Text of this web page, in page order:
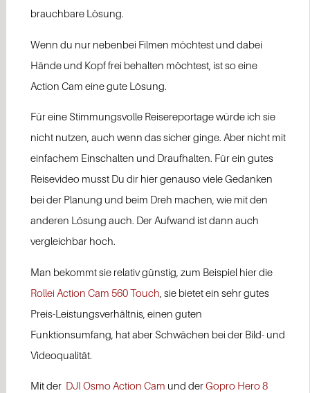
brauchbare Lösung.
Wenn du nur nebenbei Filmen möchtest und dabei
Hände und Kopf frei behalten möchtest, ist so eine
Action Cam eine gute Lösung.
Für eine Stimmungsvolle Reisereportage würde ich sie
nicht nutzen, auch wenn das sicher ginge. Aber nicht mit
einfachem Einschalten und Draufhalten. Für ein gutes
Reisevideo musst Du dir hier genauso viele Gedanken
bei der Planung und beim Dreh machen, wie mit den
anderen Lösung auch. Der Aufwand ist dann auch
vergleichbar hoch.
Man bekommt sie relativ günstig, zum Beispiel hier die
Rollei Action Cam 560 Touch , sie bietet ein sehr gutes
Preis-Leistungsverhältnis, einen guten
Funktionsumfang, hat aber Schwächen bei der Bild- und
Videoqualität.
Mit der DJI Osmo Action Cam und derGopro Hero 8